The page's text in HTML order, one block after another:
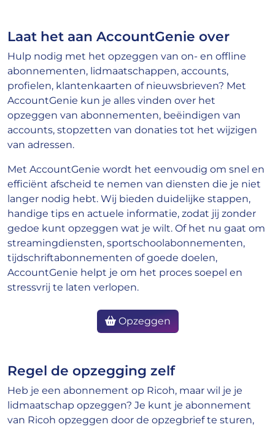
Laat het aan AccountGenie over
Hulp nodig met het opzeggen van on- en offline
abonnementen, lidmaatschappen, accounts,
profielen, klantenkaarten of nieuwsbrieven? Met
AccountGenie kun je alles vinden over het
opzeggen van abonnementen, beëindigen van
accounts, stopzetten van donaties tot het wijzigen
van adressen.
Met AccountGenie wordt het eenvoudig om snel en
efficiënt afscheid te nemen van diensten die je niet
langer nodig hebt. Wij bieden duidelijke stappen,
handige tips en actuele informatie, zodat jij zonder
gedoe kunt opzeggen wat je wilt. Of het nu gaat om
streamingdiensten, sportschoolabonnementen,
tijdschriftabonnementen of goede doelen,
AccountGenie helpt je om het proces soepel en
stressvrij te laten verlopen.
Opzeggen
Regel de opzegging zelf
Heb je een abonnement op Ricoh, maar wil je je
lidmaatschap opzeggen? Je kunt je abonnement
van Ricoh opzeggen door de opzegbrief te sturen,